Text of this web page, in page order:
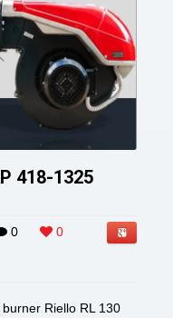
418-1325
0 0
Riello RL 130